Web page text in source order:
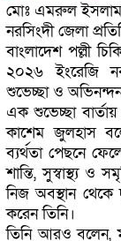
মোঃ এমরুল ইসলাম
নরসিংদী জেলা
বাংলাদেশ পল্লী
২০২৬ ইংরেজি
শুভেচ্ছা ও
এক শুভেচ্ছা
কাশেম জুলহাস
ব্যর্থতা পেছনে
শান্তি, সুস্বাস্থ্য ও
নিজ অবস্থান থেকে
করেন তিনি।
তিনি আরও বলেন,